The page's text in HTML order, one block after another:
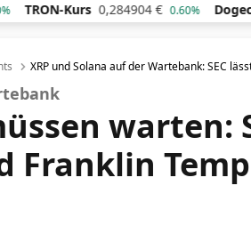
0,284904 € 0.60% Dogecoin-Kurs
XRP und Solana auf der Wartebank: SEC
warten:
Franklin